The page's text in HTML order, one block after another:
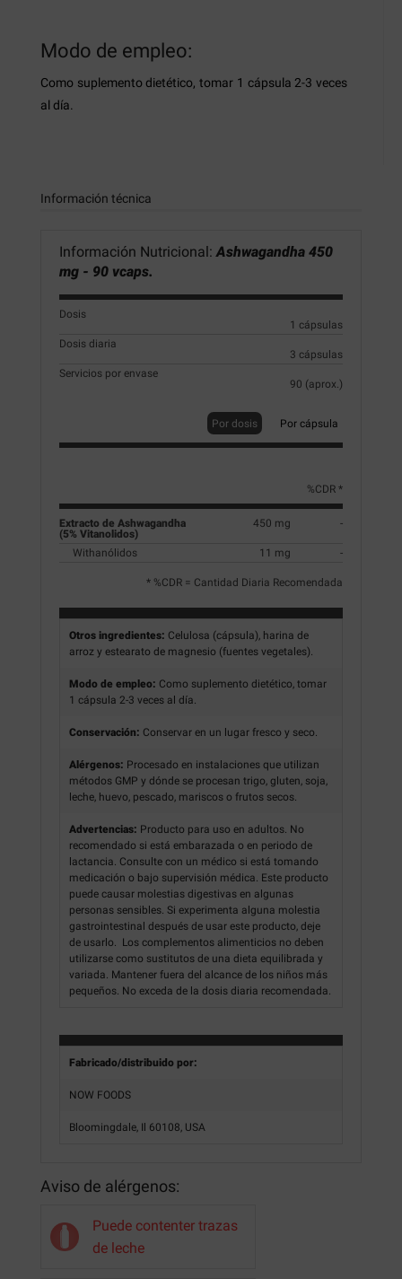
Modo de empleo:
Como suplemento dietético, tomar 1 cápsula 2-3 veces
al día.
Información técnica
Información Nutricional:Ashwagandha 450
mg - 90 vcaps.
Dosis
1 cápsulas
Dosis diaria
3 cápsulas
Servicios por envase
90 (aprox.)
Por dosis Por cápsula
%CDR *
Extracto de Ashwagandha
(5% Vitanolidos)
450 mg -
Withanólidos 11 mg -
* %CDR = Cantidad Diaria Recomendada
Otros ingredientes: Celulosa (cápsula), harina de
arroz y estearato de magnesio (fuentes vegetales).
Modo de empleo: Como suplemento dietético, tomar
1 cápsula 2-3 veces al día.
Conservación: Conservar en un lugar fresco y seco.
Alérgenos: Procesado en instalaciones que utilizan
métodos GMP y dónde se procesan trigo, gluten, soja,
leche, huevo, pescado, mariscos o frutos secos.
Advertencias: Producto para uso en adultos. No
recomendado si está embarazada o en periodo de
lactancia. Consulte con un médico si está tomando
medicación o bajo supervisión médica. Este producto
puede causar molestias digestivas en algunas
personas sensibles. Si experimenta alguna molestia
gastrointestinal después de usar este producto, deje
de usarlo. Los complementos alimenticios no deben
utilizarse como sustitutos de una dieta equilibrada y
variada. Mantener fuera del alcance de los niños más
pequeños. No exceda de la dosis diaria recomendada.
Fabricado/distribuido por:
NOW FOODS
Bloomingdale, Il 60108, USA
Aviso de alérgenos:
Puede contenter trazas
de leche